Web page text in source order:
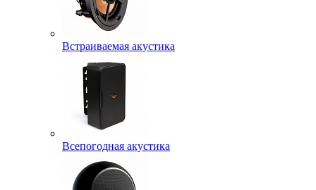
Встраиваемая акустика
Всепогодная акустика